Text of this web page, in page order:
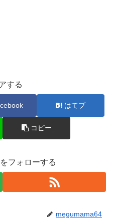
する
はてブ
コピー
フォローする
megumama64